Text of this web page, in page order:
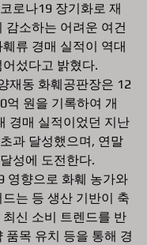
로나19 장기화로 재
감소하는 어려운 여건
류 경매 실적이 역대
섰다고 밝혔다.
억 원을 기록하여 개
경매 실적이었던 지난
과 달성했으며, 연말
성에 도전한다.
는 등 생산 기반이 축
신 소비 트렌드를 반
품목 유치 등을 통해 경